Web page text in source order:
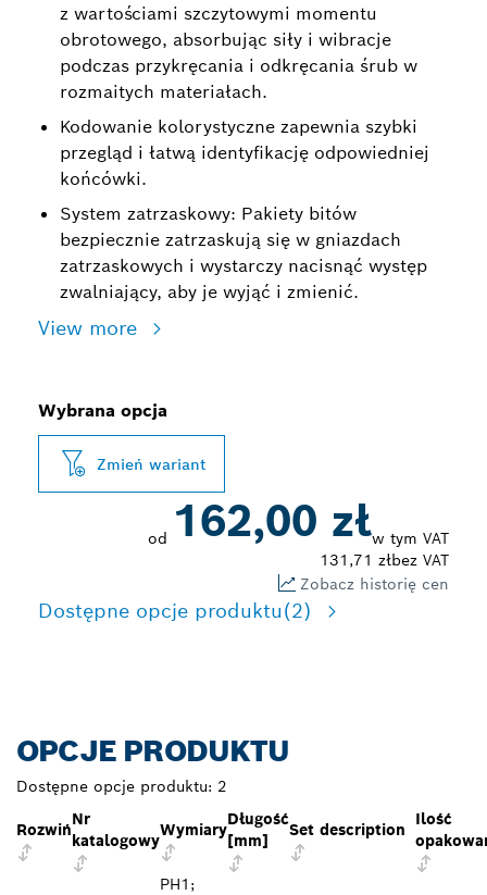
z wartościami szczytowymi momentu
obrotowego, absorbując siły i wibracje
podczas przykręcania i odkręcania śrub w
rozmaitych materiałach.
Kodowanie kolorystyczne zapewnia szybki
przegląd i łatwą identyfikację odpowiedniej
końcówki.
System zatrzaskowy: Pakiety bitów
bezpiecznie zatrzaskują się w gniazdach
zatrzaskowych i wystarczy nacisnąć występ
zwalniający, aby je wyjąć i zmienić.
View more
Wybrana opcja
Zmień wariant
od 162,00 złw tym VAT
131,71 złbez VAT
Zobacz historię cen
Dostępne opcje produktu(2)
OPCJE PRODUKTU
Dostępne opcje produktu: 2
Rozwiń
Nr
katalogowy
Wymiary
Długość
[mm]
Set description
Ilość
PH1;